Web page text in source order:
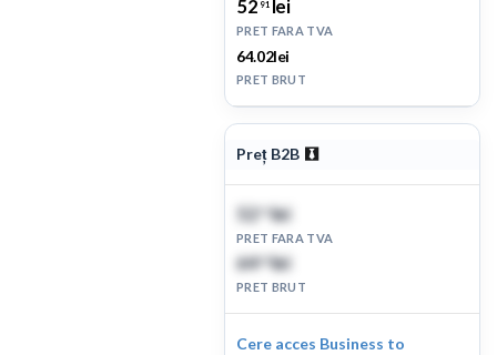
52 91lei
PRET FARA TVA
64.02lei
PRET BRUT
Preț B2B
52 lei
PRET FARA TVA
64 lei
PRET BRUT
Cere acces Business to